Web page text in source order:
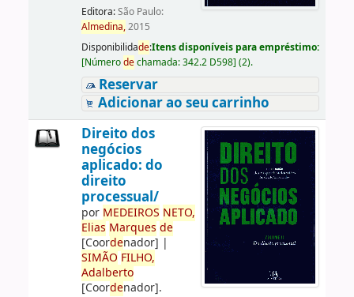
Editora:São Paulo:
Almedina,2015
Disponibilidade:Itens disponíveis para empréstimo:
[Númerodechamada:342.2 D598] (2).
Reservar
Adicionar ao seu carrinho
Direito dos
negócios
aplicado: do
direito
processual/
por MEDEIROS NETO,
Elias Marques de
[Coordenador] |
SIMÃO FILHO,
Adalberto
[Coordenador].